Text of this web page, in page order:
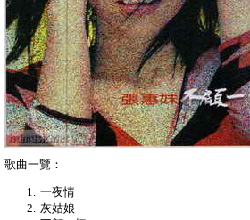
歌曲一覽：
一夜情
灰姑娘